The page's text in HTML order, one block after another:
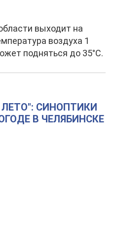
выходит на
воздуха 1
подняться до 35°С.
ЛЕТО": СИНОПТИКИ
В ЧЕЛЯБИНСКЕ